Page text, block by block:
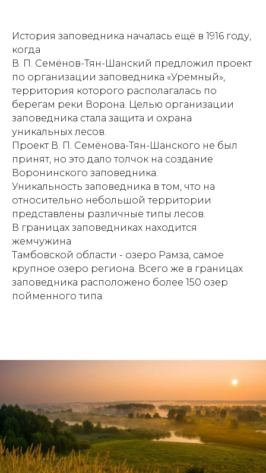
История заповедника началась ещё в 1916 году,
когда
В. П. Семёнов-Тян-Шанский предложил проект
по организации заповедника «Уремный»,
территория которого располагалась по
берегам реки Ворона. Целью организации
заповедника стала защита и охрана
уникальных лесов.
Проект В. П. Семёнова-Тян-Шанского не был
принят, но это дало толчок на создание
Воронинского заповедника.
Уникальность заповедника в том, что на
относительно небольшой территории
представлены различные типы лесов.
В границах заповедниках находится
жемчужина
Тамбовской области - озеро Рамза, самое
крупное озеро региона. Всего же в границах
заповедника расположено более 150 озер
пойменного типа.